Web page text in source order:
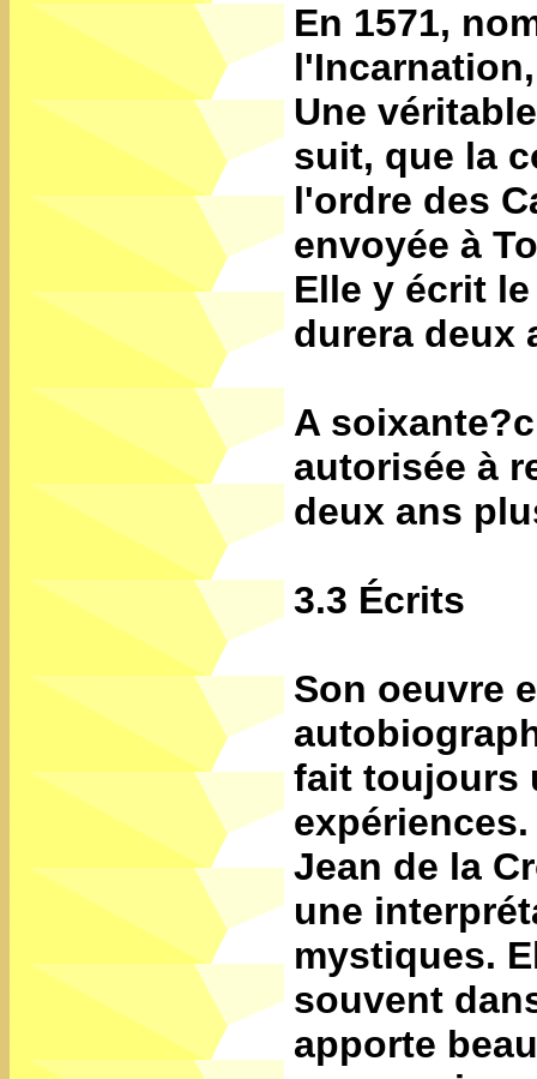
En 1571,
Une
suit, que la
l'ordre des
envoyée à
Elle y écrit
durera deux
A
autorisée à
deux ans
3.3 Écrits
Son oeuvre
fait toujours
Jean de la
une
mystiques.
souvent
apporte